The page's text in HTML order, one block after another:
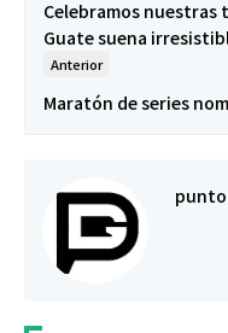
Celebramos
Guate suena
Anterior
Maratón de series